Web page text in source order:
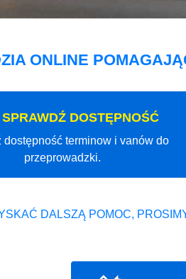
ONLINE
SPRAWDŹ DOSTĘPNOŚĆ
dostępność terminow i vanów do
przeprowadzki.
DALSZĄ POMOC,